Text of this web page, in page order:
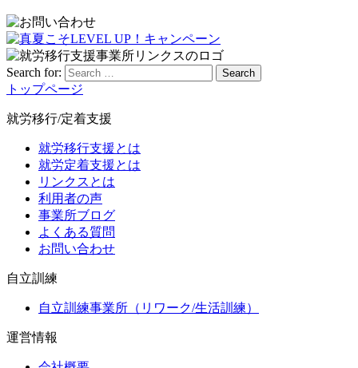
Search for: Search
トップページ
就労移行/定着支援
就労移行支援とは
就労定着支援とは
リンクスとは
利用者の声
事業所ブログ
よくある質問
お問い合わせ
自立訓練
自立訓練事業所（リワーク/生活訓練）
運営情報